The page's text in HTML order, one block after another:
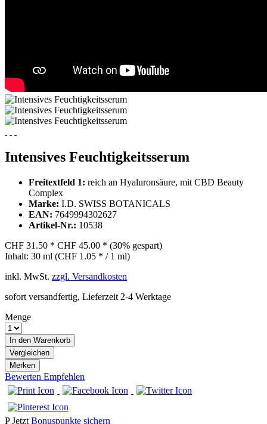
Intensives Feuchtigkeitsserum
Freitextfeld 1: reich an Hyaluronsäure, mit CBD Beauty
Complex
Marke: I.D. SWISS BOTANICALS
EAN: 7649994302627
Artikel-Nr.: 10538
CHF 31.50 * CHF 45.00 * (30% gespart)
Inhalt: 30 ml (CHF 1.05 * / 1 ml)
inkl. MwSt. zzgl. Versandkosten
sofort versandfertig, Lieferzeit 2-4 Werktage
Menge
In den Warenkorb
Vergleichen
Merken
Bewerten Empfehlen
P Jetzt Bonuspunkte sichern